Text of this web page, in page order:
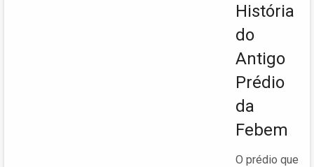
História
do
Antigo
Prédio
da
Febem
O prédio que